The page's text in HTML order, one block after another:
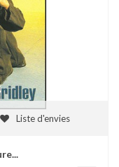
Liste d'envies